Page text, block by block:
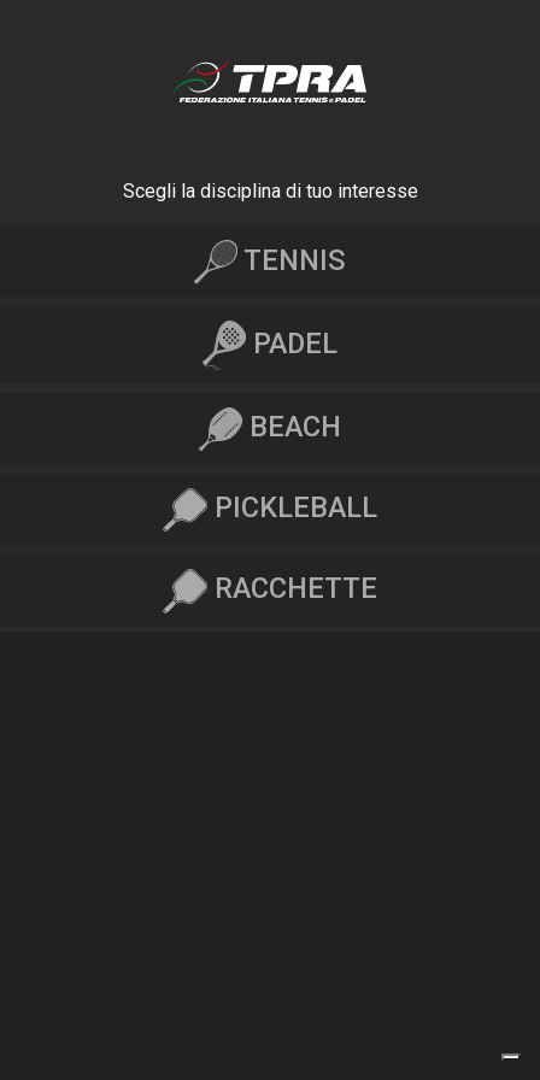
Scegli la disciplina di tuo interesse
TENNIS
PADEL
BEACH
PICKLEBALL
RACCHETTE